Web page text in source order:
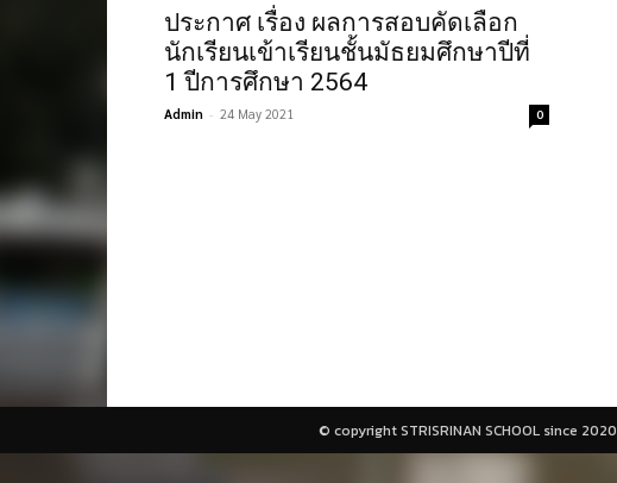
ประกาศ เรื่อง ผลการสอบคัดเลือก
นักเรียนเข้าเรียนชั้นมัธยมศึกษาปีที่
1 ปีการศึกษา 2564
Admin - 24 May 2021 0
© copyright STRISRINAN SCHOOL since 2020